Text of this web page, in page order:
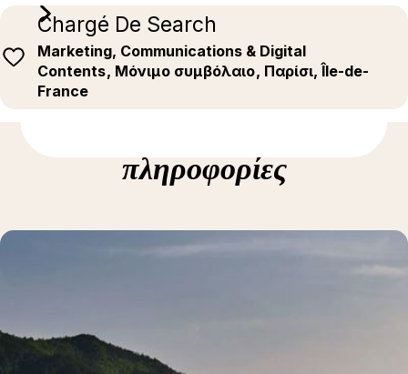
Chargé De Search
Marketing, Communications & Digital
Contents, Μόνιμο συμβόλαιο, Παρίσι, Île-de-
France
πληροφορίες